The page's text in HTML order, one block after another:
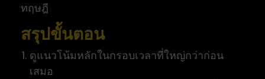
ทฤษฎี
สรุปขั้นตอน
ดูแนวโน้มหลักในกรอบเวลาที่ใหญ่กว่าก่อน
เสมอ